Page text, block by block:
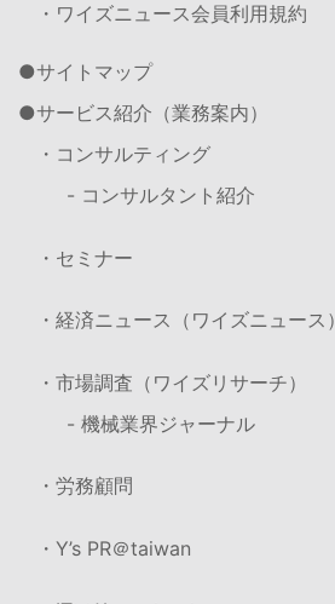
・ワイズニュース会員利用規約
サイトマップ
サービス紹介（業務案内）
・コンサルティング
- コンサルタント紹介
・セミナー
・経済ニュース（ワイズニュース）
・市場調査（ワイズリサーチ）
- 機械業界ジャーナル
・労務顧問
・Y’s PR＠taiwan